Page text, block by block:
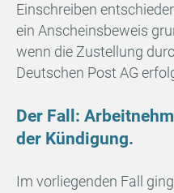
Einschreiben
ein Anscheinsbeweis
wenn die Zustellung
Deutschen Post AG
Der Fall:
der Kündigung.
Im vorliegenden Fall